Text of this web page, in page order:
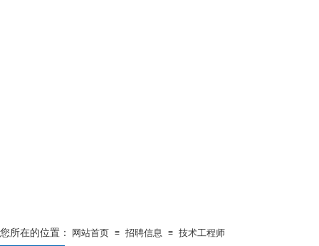
您所在的位置： 网站首页 ≡ 招聘信息 ≡ 技术工程师